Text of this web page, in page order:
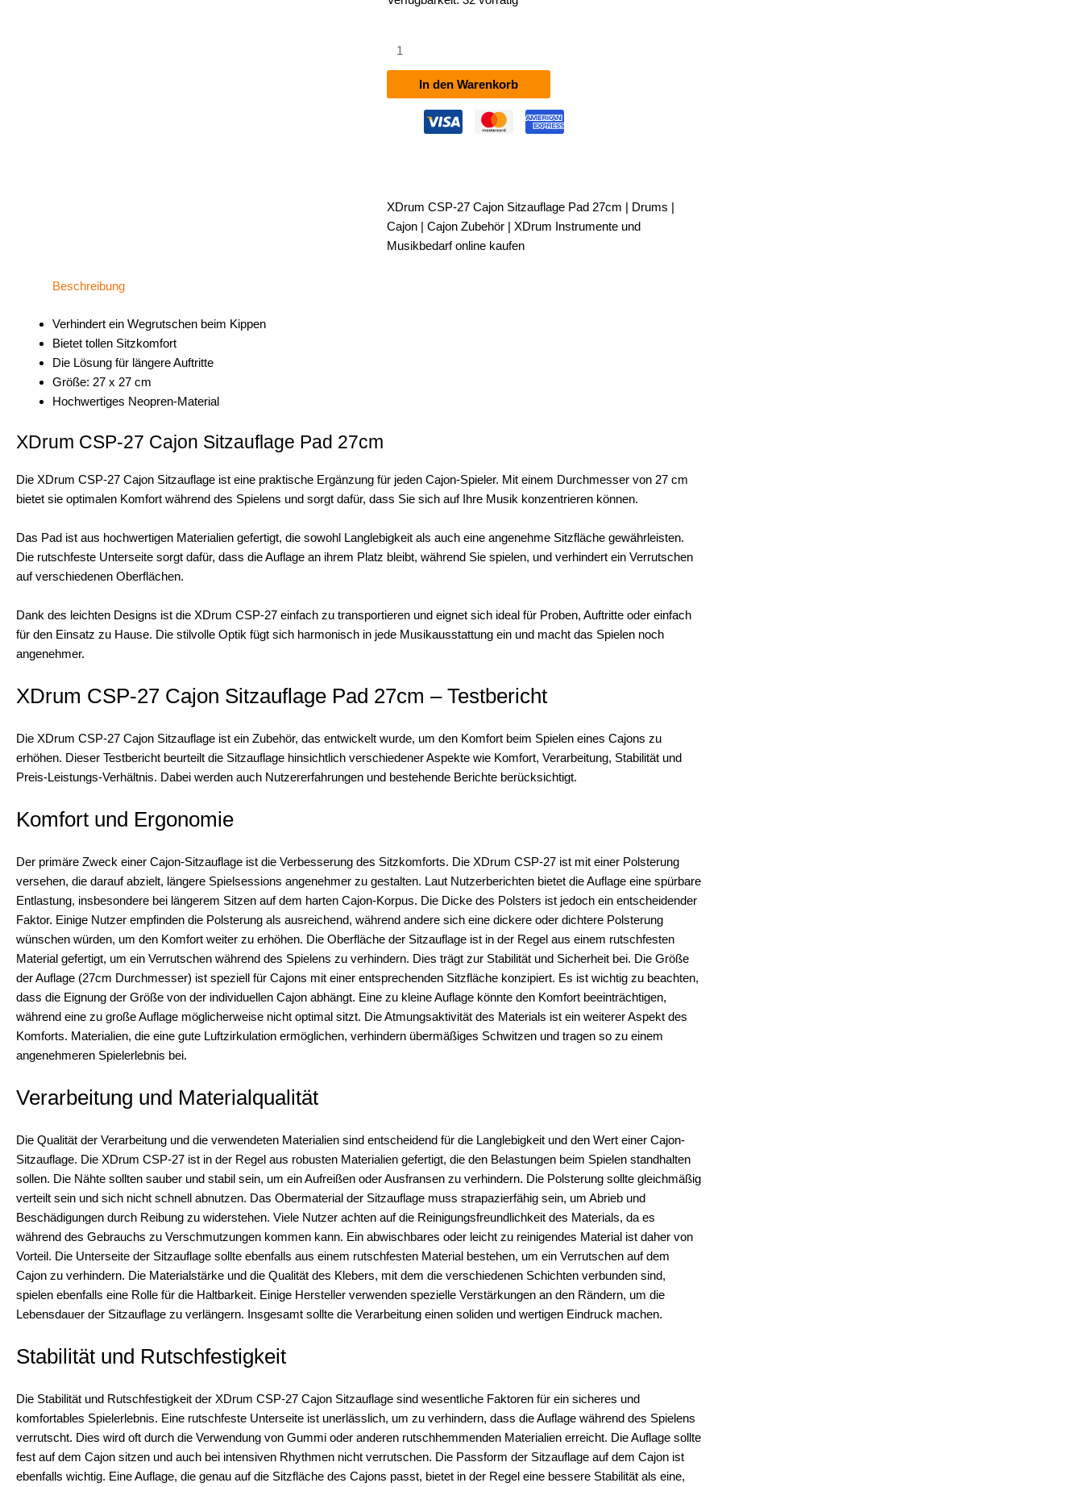
CSP-
Cajon
Sitzauflage
In den Warenkorb
XDrum CSP-27 Cajon Sitzauflage Pad 27cm | Drums |
Cajon | Cajon Zubehör | XDrum Instrumente und
Musikbedarf online kaufen
Beschreibung
Verhindert ein Wegrutschen beim Kippen
Bietet tollen Sitzkomfort
Die Lösung für längere Auftritte
Größe: 27 x 27 cm
Hochwertiges Neopren-Material
XDrum CSP-27 Cajon Sitzauflage Pad 27cm
Die XDrum CSP-27 Cajon Sitzauflage ist eine praktische Ergänzung für jeden Cajon-Spieler. Mit einem Durchmesser von 27 cm
bietet sie optimalen Komfort während des Spielens und sorgt dafür, dass Sie sich auf Ihre Musik konzentrieren können.
Das Pad ist aus hochwertigen Materialien gefertigt, die sowohl Langlebigkeit als auch eine angenehme Sitzfläche gewährleisten.
Die rutschfeste Unterseite sorgt dafür, dass die Auflage an ihrem Platz bleibt, während Sie spielen, und verhindert ein Verrutschen
auf verschiedenen Oberflächen.
Dank des leichten Designs ist die XDrum CSP-27 einfach zu transportieren und eignet sich ideal für Proben, Auftritte oder einfach
für den Einsatz zu Hause. Die stilvolle Optik fügt sich harmonisch in jede Musikausstattung ein und macht das Spielen noch
angenehmer.
XDrum CSP-27 Cajon Sitzauflage Pad 27cm – Testbericht
Die XDrum CSP-27 Cajon Sitzauflage ist ein Zubehör, das entwickelt wurde, um den Komfort beim Spielen eines Cajons zu
erhöhen. Dieser Testbericht beurteilt die Sitzauflage hinsichtlich verschiedener Aspekte wie Komfort, Verarbeitung, Stabilität und
Preis-Leistungs-Verhältnis. Dabei werden auch Nutzererfahrungen und bestehende Berichte berücksichtigt.
Komfort und Ergonomie
Der primäre Zweck einer Cajon-Sitzauflage ist die Verbesserung des Sitzkomforts. Die XDrum CSP-27 ist mit einer Polsterung
versehen, die darauf abzielt, längere Spielsessions angenehmer zu gestalten. Laut Nutzerberichten bietet die Auflage eine spürbare
Entlastung, insbesondere bei längerem Sitzen auf dem harten Cajon-Korpus. Die Dicke des Polsters ist jedoch ein entscheidender
Faktor. Einige Nutzer empfinden die Polsterung als ausreichend, während andere sich eine dickere oder dichtere Polsterung
wünschen würden, um den Komfort weiter zu erhöhen. Die Oberfläche der Sitzauflage ist in der Regel aus einem rutschfesten
Material gefertigt, um ein Verrutschen während des Spielens zu verhindern. Dies trägt zur Stabilität und Sicherheit bei. Die Größe
der Auflage (27cm Durchmesser) ist speziell für Cajons mit einer entsprechenden Sitzfläche konzipiert. Es ist wichtig zu beachten,
dass die Eignung der Größe von der individuellen Cajon abhängt. Eine zu kleine Auflage könnte den Komfort beeinträchtigen,
während eine zu große Auflage möglicherweise nicht optimal sitzt. Die Atmungsaktivität des Materials ist ein weiterer Aspekt des
Komforts. Materialien, die eine gute Luftzirkulation ermöglichen, verhindern übermäßiges Schwitzen und tragen so zu einem
angenehmeren Spielerlebnis bei.
Verarbeitung und Materialqualität
Die Qualität der Verarbeitung und die verwendeten Materialien sind entscheidend für die Langlebigkeit und den Wert einer Cajon-
Sitzauflage. Die XDrum CSP-27 ist in der Regel aus robusten Materialien gefertigt, die den Belastungen beim Spielen standhalten
sollen. Die Nähte sollten sauber und stabil sein, um ein Aufreißen oder Ausfransen zu verhindern. Die Polsterung sollte gleichmäßig
verteilt sein und sich nicht schnell abnutzen. Das Obermaterial der Sitzauflage muss strapazierfähig sein, um Abrieb und
Beschädigungen durch Reibung zu widerstehen. Viele Nutzer achten auf die Reinigungsfreundlichkeit des Materials, da es
während des Gebrauchs zu Verschmutzungen kommen kann. Ein abwischbares oder leicht zu reinigendes Material ist daher von
Vorteil. Die Unterseite der Sitzauflage sollte ebenfalls aus einem rutschfesten Material bestehen, um ein Verrutschen auf dem
Cajon zu verhindern. Die Materialstärke und die Qualität des Klebers, mit dem die verschiedenen Schichten verbunden sind,
spielen ebenfalls eine Rolle für die Haltbarkeit. Einige Hersteller verwenden spezielle Verstärkungen an den Rändern, um die
Lebensdauer der Sitzauflage zu verlängern. Insgesamt sollte die Verarbeitung einen soliden und wertigen Eindruck machen.
Stabilität und Rutschfestigkeit
Die Stabilität und Rutschfestigkeit der XDrum CSP-27 Cajon Sitzauflage sind wesentliche Faktoren für ein sicheres und
komfortables Spielerlebnis. Eine rutschfeste Unterseite ist unerlässlich, um zu verhindern, dass die Auflage während des Spielens
verrutscht. Dies wird oft durch die Verwendung von Gummi oder anderen rutschhemmenden Materialien erreicht. Die Auflage sollte
fest auf dem Cajon sitzen und auch bei intensiven Rhythmen nicht verrutschen. Die Passform der Sitzauflage auf dem Cajon ist
ebenfalls wichtig. Eine Auflage, die genau auf die Sitzfläche des Cajons passt, bietet in der Regel eine bessere Stabilität als eine,